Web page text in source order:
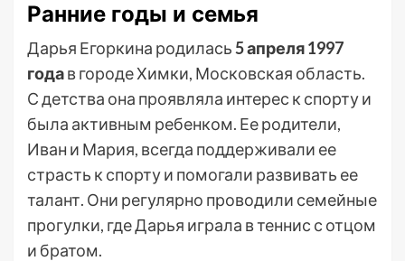
Ранние годы и семья
Дарья Егоркина родилась5 апреля 1997
годав городе Химки, Московская область.
С детства она проявляла интерес к спорту и
была активным ребенком. Ее родители,
Иван и Мария, всегда поддерживали ее
страсть к спорту и помогали развивать ее
талант. Они регулярно проводили семейные
прогулки, где Дарья играла в теннис с отцом
и братом.